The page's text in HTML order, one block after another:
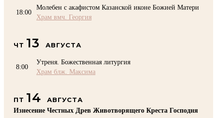
18:00
Молебен с акафистом Казанской иконе Божией Матери
Храм вмч. Георгия
ЧТ 13 АВГУСТА
8:00
Утреня. Божественная литургия
Храм блж. Максима
ПТ 14
АВГУСТА
Изнесение Честных Древ Животворящего Креста Господня